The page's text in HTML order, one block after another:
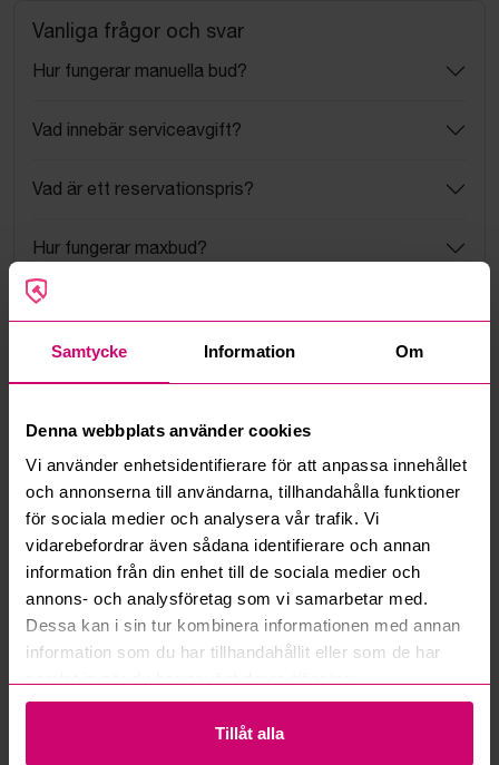
Samtycke Information Om
Denna webbplats använder cookies
Vi använder enhetsidentifierare för att anpassa innehållet
och annonserna till användarna, tillhandahålla funktioner
för sociala medier och analysera vår trafik. Vi
vidarebefordrar även sådana identifierare och annan
information från din enhet till de sociala medier och
annons- och analysföretag som vi samarbetar med.
Dessa kan i sin tur kombinera informationen med annan
information som du har tillhandahållit eller som de har
Tillåt alla
Vanliga frågor och svar
Hur fungerar manuella bud?
Vad innebär serviceavgift?
Vad är ett reservationspris?
Hur fungerar maxbud?
Hur fungerar budmotorn?
Kan jag ångra ett bud?
Kan ni frakta mina vunna objekt?
Läs fler frågor och svar
Mer från samma kategori